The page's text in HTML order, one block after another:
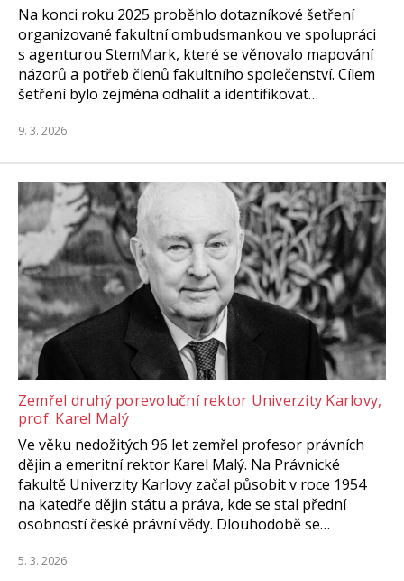
Na konci roku 2025 proběhlo dotazníkové šetření
organizované fakultní ombudsmankou ve spolupráci
s agenturou StemMark, které se věnovalo mapování
názorů a potřeb členů fakultního společenství. Cílem
šetření bylo zejména odhalit a identifikovat…
9. 3. 2026
Zemřel druhý porevoluční rektor Univerzity Karlovy,
prof. Karel Malý
Ve věku nedožitých 96 let zemřel profesor právních
dějin a emeritní rektor Karel Malý. Na Právnické
fakultě Univerzity Karlovy začal působit v roce 1954
na katedře dějin státu a práva, kde se stal přední
osobností české právní vědy. Dlouhodobě se…
5. 3. 2026